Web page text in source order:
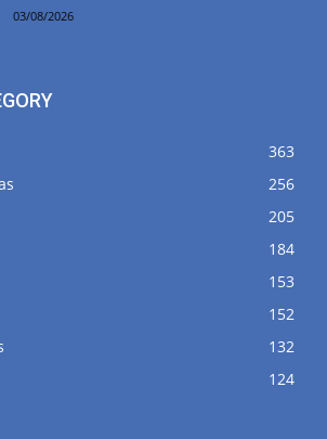
03/08/2026
363
256
205
184
153
152
132
124